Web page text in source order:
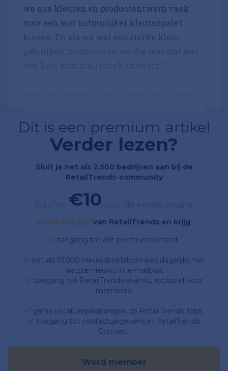
we qua kleuren en productontwerp vaak
voor een wat natuurlijker kleurenpalet
kiezen. En als we wel een sterke kleur
Dit is een premium artikel
Verder lezen?
Sluit je net als 2.500 bedrijven aan bij de
RetailTrends-community
€10
Word member van RetailTrends en krijg;
✅ toegang tot alle premiumcontent;
✅ net als 57.500 nieuwsbriefabonnees dagelijks het
laatste nieuws in je mailbox;
✅ toegang tot RetailTrends-events, exclusief voor
members.
✅ gratis vacatureplaatsingen op RetailTrends Jobs;
✅ toegang tot contactgegevens in RetailTrends
Connect.
Word member